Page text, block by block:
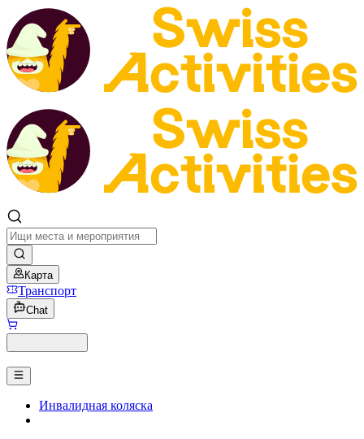
Карта
Транспорт
Chat
Инвалидная коляска